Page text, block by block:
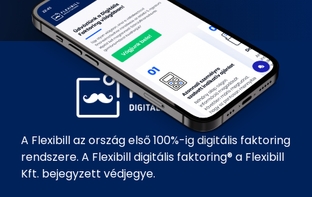
A Flexibill az ország első 100%-ig digitális faktoring
rendszere. A Flexibill digitális faktoring® a Flexibill
Kft. bejegyzett védjegye.